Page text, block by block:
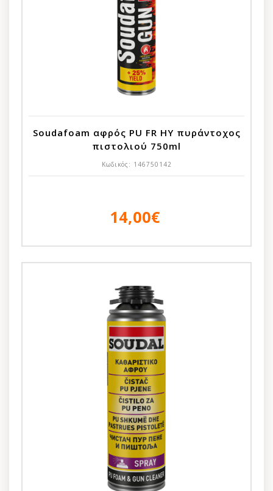
Soudafoam αφρός PU FR HY πυράντοχος
πιστολιού 750ml
Κωδικός: 146750142
14,00€